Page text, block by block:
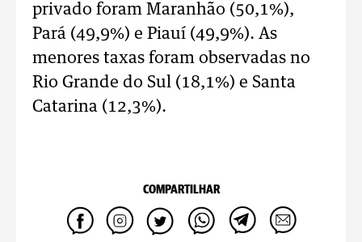
privado foram Maranhão (50,1%),
Pará (49,9%) e Piauí (49,9%). As
menores taxas foram observadas no
Rio Grande do Sul (18,1%) e Santa
Catarina (12,3%).
COMPARTILHAR